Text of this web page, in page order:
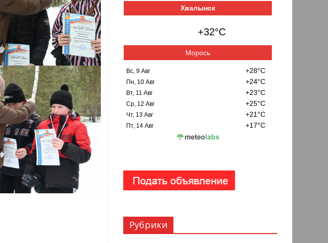
Хвалынск
+32°C
Морось
Вс, 9 Авг +28°C
Пн, 10 Авг +24°C
Вт, 11 Авг +23°C
Ср, 12 Авг +25°C
Чт, 13 Авг +21°C
Пт, 14 Авг +17°C
Рубрики